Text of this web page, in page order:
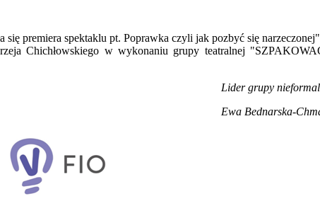
premiera spektaklu pt. Poprawka czyli jak pozbyć się
Chichłowskiego w wykonaniu grupy teatralnej
Lider grupy
Ewa Bednarska-